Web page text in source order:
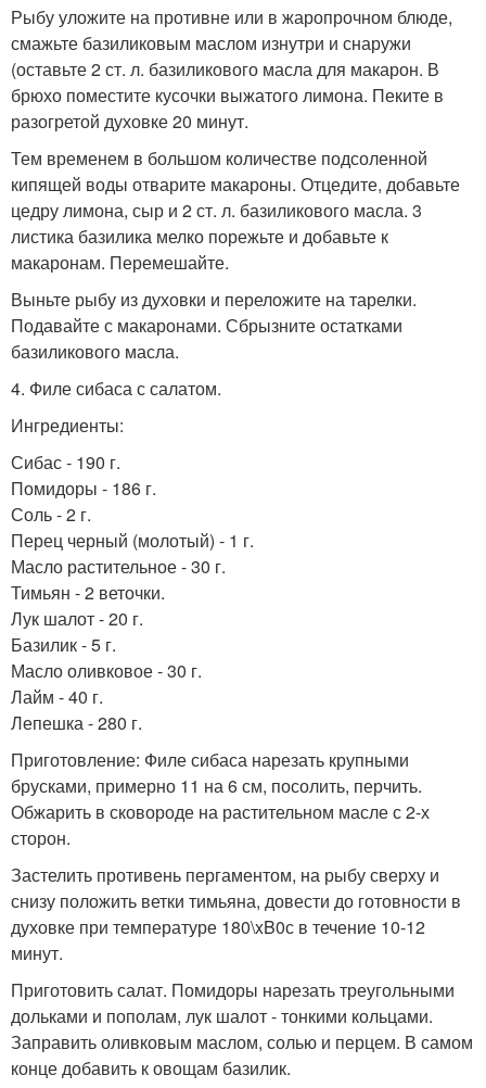
Рыбу уложите на противне или в жаропрочном блюде,
смажьте базиликовым маслом изнутри и снаружи
(оставьте 2 ст. л. базиликового масла для макарон. В
брюхо поместите кусочки выжатого лимона. Пеките в
разогретой духовке 20 минут.
Тем временем в большом количестве подсоленной
кипящей воды отварите макароны. Отцедите, добавьте
цедру лимона, сыр и 2 ст. л. базиликового масла. 3
листика базилика мелко порежьте и добавьте к
макаронам. Перемешайте.
Выньте рыбу из духовки и переложите на тарелки.
Подавайте с макаронами. Сбрызните остатками
базиликового масла.
4. Филе сибаса с салатом.
Ингредиенты:
Сибас - 190 г.
Помидоры - 186 г.
Соль - 2 г.
Перец черный (молотый) - 1 г.
Масло растительное - 30 г.
Тимьян - 2 веточки.
Лук шалот - 20 г.
Базилик - 5 г.
Масло оливковое - 30 г.
Лайм - 40 г.
Лепешка - 280 г.
Приготовление: Филе сибаса нарезать крупными
брусками, примерно 11 на 6 см, посолить, перчить.
Обжарить в сковороде на растительном масле с 2-х
сторон.
Застелить противень пергаментом, на рыбу сверху и
снизу положить ветки тимьяна, довести до готовности в
духовке при температуре 180\xB0с в течение 10-12
минут.
Приготовить салат. Помидоры нарезать треугольными
дольками и пополам, лук шалот - тонкими кольцами.
Заправить оливковым маслом, солью и перцем. В самом
конце добавить к овощам базилик.